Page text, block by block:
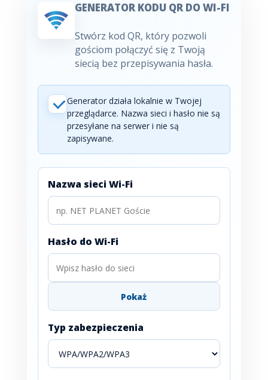
GENERATOR KODU QR DO WI-FI
Stwórz kod QR, który pozwoli
gościom połączyć się z Twoją
siecią bez przepisywania hasła.
Generator działa lokalnie w Twojej
przeglądarce. Nazwa sieci i hasło nie są
przesyłane na serwer i nie są
zapisywane.
Nazwa sieci Wi-Fi
Hasło do Wi-Fi
Pokaż
Typ zabezpieczenia